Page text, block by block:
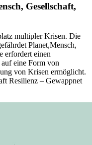
Gesellschaft,
multipler Krisen. Die
Planet,Mensch,
erfordert einen
eine Form von
von Krisen ermöglicht.
Resilienz – Gewappnet